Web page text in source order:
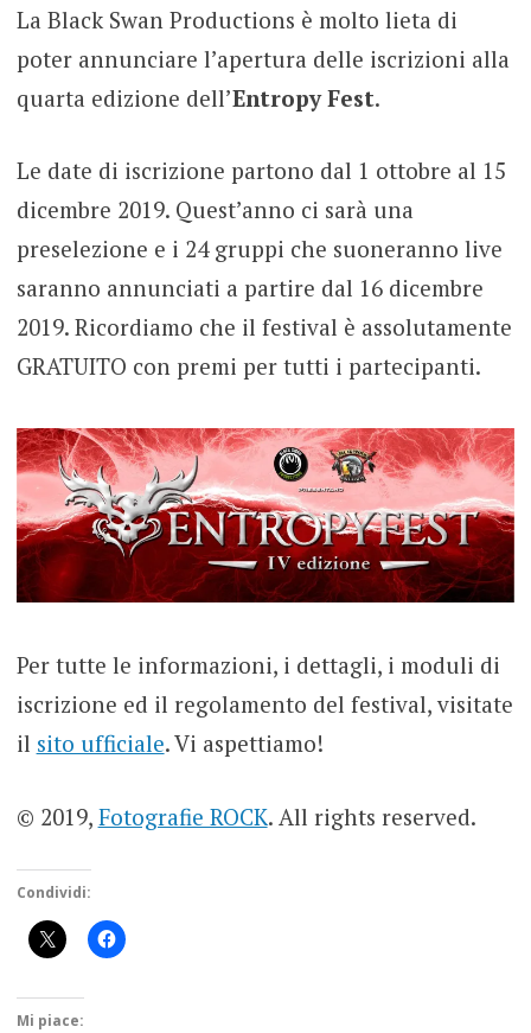
La Black Swan Productions è molto lieta di
poter annunciare l’apertura delle iscrizioni alla
quarta edizione dell’Entropy Fest.
Le date di iscrizione partono dal 1 ottobre al 15
dicembre 2019. Quest’anno ci sarà una
preselezione e i 24 gruppi che suoneranno live
saranno annunciati a partire dal 16 dicembre
2019. Ricordiamo che il festival è assolutamente
GRATUITO con premi per tutti i partecipanti.
Per tutte le informazioni, i dettagli, i moduli di
iscrizione ed il regolamento del festival, visitate
il sito ufficiale. Vi aspettiamo!
© 2019, Fotografie ROCK. All rights reserved.
Condividi:
Mi piace: